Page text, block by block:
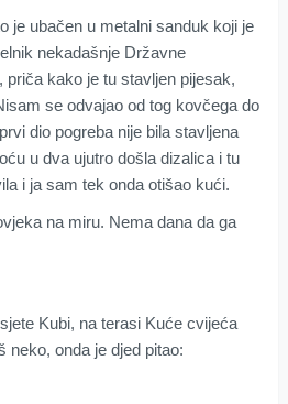
je ubačen u metalni sanduk koji je
nekadašnje Državne
priča kako je tu stavljen pijesak,
se odvajao od tog kovčega do
dio pogreba nije bila stavljena
u dva ujutro došla dizalica i tu
i ja sam tek onda otišao kući.
na miru. Nema dana da ga
Kubi, na terasi Kuće cvijeća
neko, onda je djed pitao: